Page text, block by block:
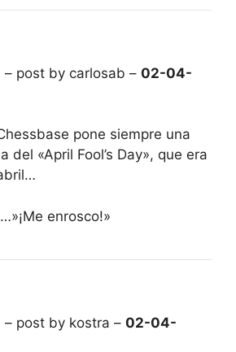
– post by carlosab – 02-04-
pone siempre una
del «April Fool’s Day», que era
enrosco!»
– post by kostra – 02-04-